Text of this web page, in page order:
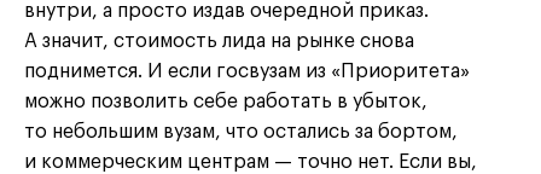
внутри, а просто издав очередной приказ.
А значит, стоимость лида на рынке снова
поднимется. И если госвузам из «Приоритета»
можно позволить себе работать в убыток,
то небольшим вузам, что остались за бортом,
и коммерческим центрам — точно нет. Если вы,